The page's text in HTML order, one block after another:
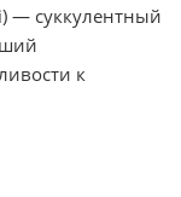
— суккулентный
к